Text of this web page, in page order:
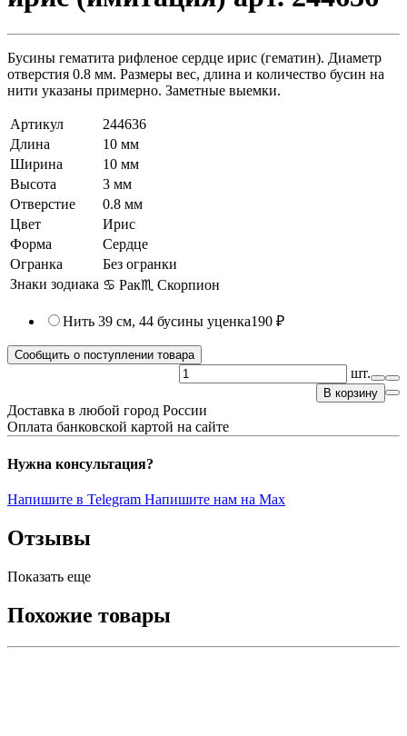
Бусины гематита рифленое сердце ирис (гематин). Диаметр
отверстия 0.8 мм. Размеры вес, длина и количество бусин на
нити указаны примерно. Заметные выемки.
Артикул
244636
Длина
10 мм
Ширина
10 мм
Высота
3 мм
Отверстие
0.8 мм
Цвет
Ирис
Форма
Сердце
Огранка
Без огранки
Знаки зодиака ♋ Рак♏ Скорпион
Нить 39 см, 44 бусины уценка190 ₽
Сообщить о поступлении товара
шт.
В корзину
Доставка в любой город России
Оплата банковской картой на сайте
Нужна консультация?
Напишите в Telegram Напишите нам на Max
Отзывы
Показать еще
Похожие товары